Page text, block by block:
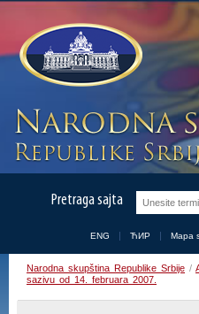
Pretraga sajta
ENG ЋИР Mapa
Narodna skupština Republike Srbije /
sazivu od 14. februara 2007.